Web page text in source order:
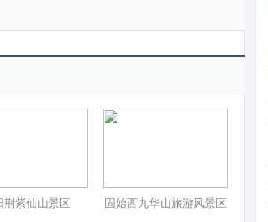
荆紫仙山景区 固始西九华山旅游风景区